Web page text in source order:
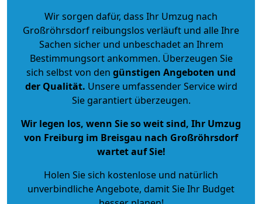
Wir sorgen dafür, dass Ihr Umzug nach
Großröhrsdorf reibungslos verläuft und alle Ihre
Sachen sicher und unbeschadet an Ihrem
Bestimmungsort ankommen. Überzeugen Sie
sich selbst von den günstigen Angeboten und
der Qualität. Unsere umfassender Service wird
Sie garantiert überzeugen.
Wir legen los, wenn Sie so weit sind, Ihr Umzug
von Freiburg im Breisgau nach Großröhrsdorf
wartet auf Sie!
Holen Sie sich kostenlose und natürlich
unverbindliche Angebote, damit Sie Ihr Budget